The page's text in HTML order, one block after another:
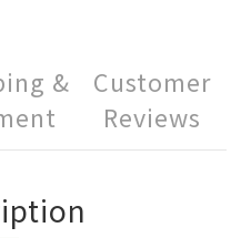
&
Customer
Reviews